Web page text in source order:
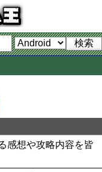
感想や攻略内容を皆